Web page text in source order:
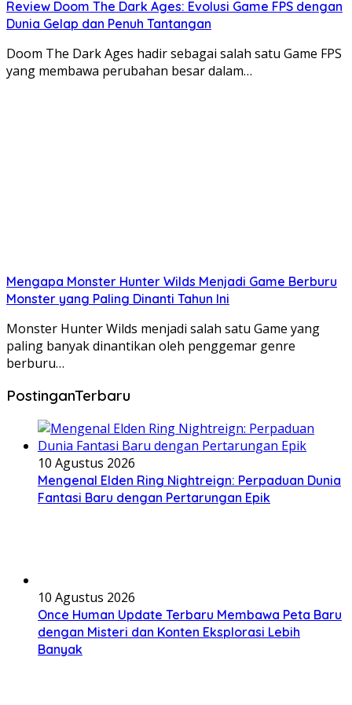
Review Doom The Dark Ages: Evolusi Game FPS dengan
Dunia Gelap dan Penuh Tantangan
Doom The Dark Ages hadir sebagai salah satu Game FPS
yang membawa perubahan besar dalam…
Mengapa Monster Hunter Wilds Menjadi Game Berburu
Monster yang Paling Dinanti Tahun Ini
Monster Hunter Wilds menjadi salah satu Game yang
paling banyak dinantikan oleh penggemar genre
berburu…
PostinganTerbaru
10 Agustus 2026
Mengenal Elden Ring Nightreign: Perpaduan Dunia
Fantasi Baru dengan Pertarungan Epik
10 Agustus 2026
Once Human Update Terbaru Membawa Peta Baru
dengan Misteri dan Konten Eksplorasi Lebih
Banyak